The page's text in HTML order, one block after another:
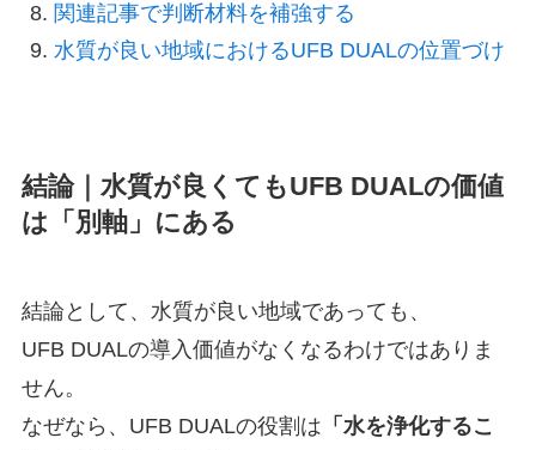
関連記事で判断材料を補強する
水質が良い地域におけるUFB DUALの位置づけ
結論｜水質が良くてもUFB DUALの価値
は「別軸」にある
結論として、水質が良い地域であっても、
UFB DUALの導入価値がなくなるわけではありま
せん。
なぜなら、UFB DUALの役割は 「水を浄化するこ